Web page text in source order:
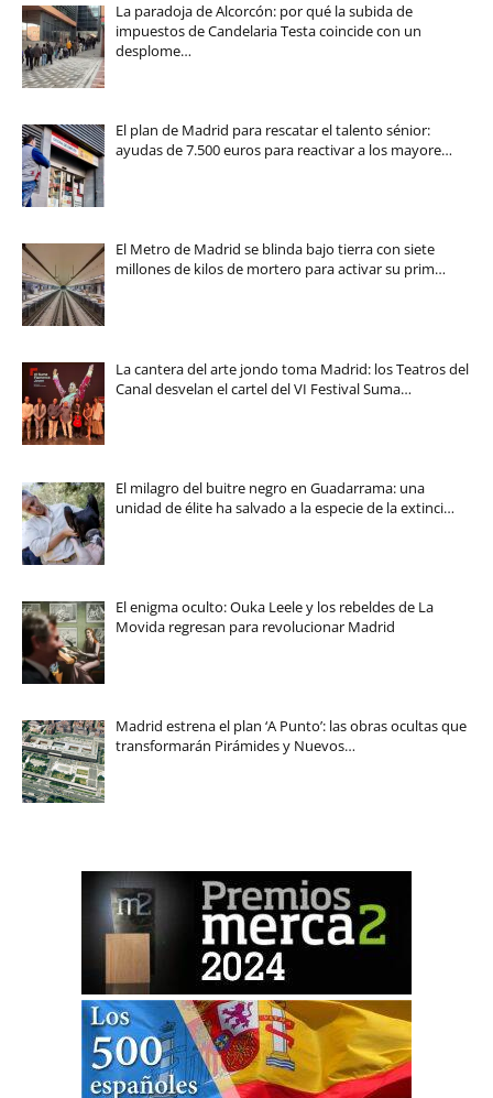
La paradoja de Alcorcón: por qué la subida de
impuestos de Candelaria Testa coincide con un
desplome…
El plan de Madrid para rescatar el talento sénior:
ayudas de 7.500 euros para reactivar a los mayore…
El Metro de Madrid se blinda bajo tierra con siete
millones de kilos de mortero para activar su prim…
La cantera del arte jondo toma Madrid: los Teatros del
Canal desvelan el cartel del VI Festival Suma…
El milagro del buitre negro en Guadarrama: una
unidad de élite ha salvado a la especie de la extinci…
El enigma oculto: Ouka Leele y los rebeldes de La
Movida regresan para revolucionar Madrid
Madrid estrena el plan ‘A Punto’: las obras ocultas que
transformarán Pirámides y Nuevos…